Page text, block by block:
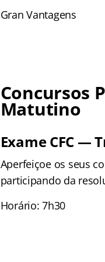
Gran Vantagens
Concursos
Matutino
Exame CFC —
Aperfeiçoe os seus
participando da
Horário: 7h30